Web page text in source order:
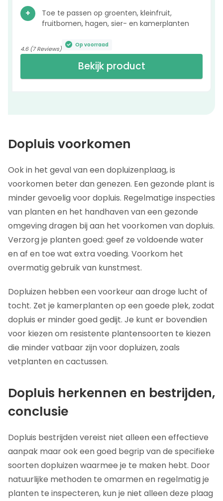
Toe te passen op groenten, kleinfruit,
fruitbomen, hagen, sier- en kamerplanten
Bekijk product
4.6 (7 Reviews)
Op voorraad
Dopluis voorkomen
Ook in het geval van een dopluizenplaag, is
voorkomen beter dan genezen. Een gezonde plant is
minder gevoelig voor dopluis. Regelmatige inspecties
van planten en het handhaven van een gezonde
omgeving dragen bij aan het voorkomen van dopluis.
Verzorg je planten goed: geef ze voldoende water
en af en toe wat extra voeding. Voorkom het
overmatig gebruik van kunstmest.
Dopluizen hebben een voorkeur aan droge lucht of
tocht. Zet je kamerplanten op een goede plek, zodat
dopluis er minder goed gedijt. Je kunt er bovendien
voor kiezen om resistente plantensoorten te kiezen
die minder vatbaar zijn voor dopluizen, zoals
vetplanten en cactussen.
Dopluis herkennen en bestrijden,
conclusie
Dopluis bestrijden vereist niet alleen een effectieve
aanpak maar ook een goed begrip van de specifieke
soorten dopluizen waarmee je te maken hebt. Door
natuurlijke methoden te omarmen en regelmatig je
planten te inspecteren, kun je niet alleen deze plaag